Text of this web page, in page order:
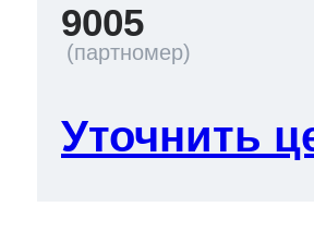
9005
Уточнить